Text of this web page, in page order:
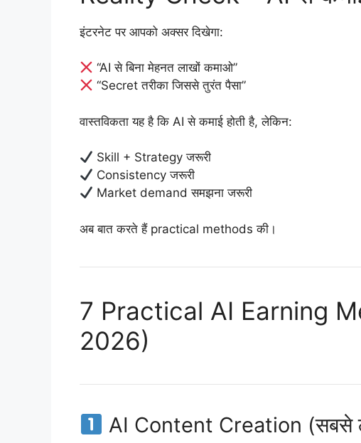
इंटरनेट पर आपको अक्सर दिखेगा:
“AI से बिना मेहनत लाखों कमाओ”
“Secret तरीका जिससे तुरंत पैसा”
वास्तविकता यह है कि AI से कमाई होती है, लेकिन:
Skill + Strategy जरूरी
Consistency जरूरी
Market demand समझना जरूरी
अब बात करते हैं practical methods की।
7 Practical AI Earning
2026)
AI Content Creation (सबसे